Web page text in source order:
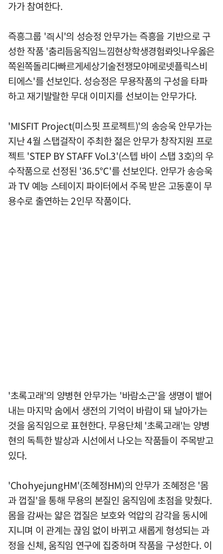
가가 참여한다.
즉흥그룹 '즥시'의 성승정 안무가는 즉흥을 기반으로 구
성한 작품 '춤리듬움직임느낌현상학생경험롸잇나우옳은
쪽왼쪽돌리다빠르게세상기술전쟁모야메로넷플릭스비
티에스'를 선보인다. 성승정은 무용작품의 구성을 타파
하고 재기발랄한 무대 이미지를 선보이는 안무가다.
'MISFIT Project(미스핏 프로젝트)'의 송승욱 안무가는
지난 4월 스탭걸작이 주최한 젊은 안무가 창작지원 프로
젝트 'STEP BY STAFF Vol.3'(스텝 바이 스탭 3호)의 우
수작품으로 선정된 '36.5℃'를 선보인다. 안무가 송승욱
과 TV 예능 스테이지 파이터에서 주목 받은 고동훈이 무
용수로 출연하는 2인무 작품이다.
'초록고래'의 양병현 안무가는 '바람소근'을 생명이 뱉어
내는 마지막 숨에서 생전의 기억이 바람이 돼 날아가는
것을 움직임으로 표현한다. 무용단체 '초록고래'는 양병
현의 독특한 발상과 시선에서 나오는 작품들이 주목받고
있다.
'ChohyejungHM'(조혜정HM)의 안무가 조혜정은 '몸
과 껍질'을 통해 무용의 본질인 움직임에 초점을 맞췄다.
몸을 감싸는 얇은 껍질은 보호와 억압의 감각을 동시에
지니며 이 관계는 끊임 없이 바뀌고 새롭게 형성되는 과
정을 신체, 움직임 연구에 집중하며 작품을 구성한다. 이